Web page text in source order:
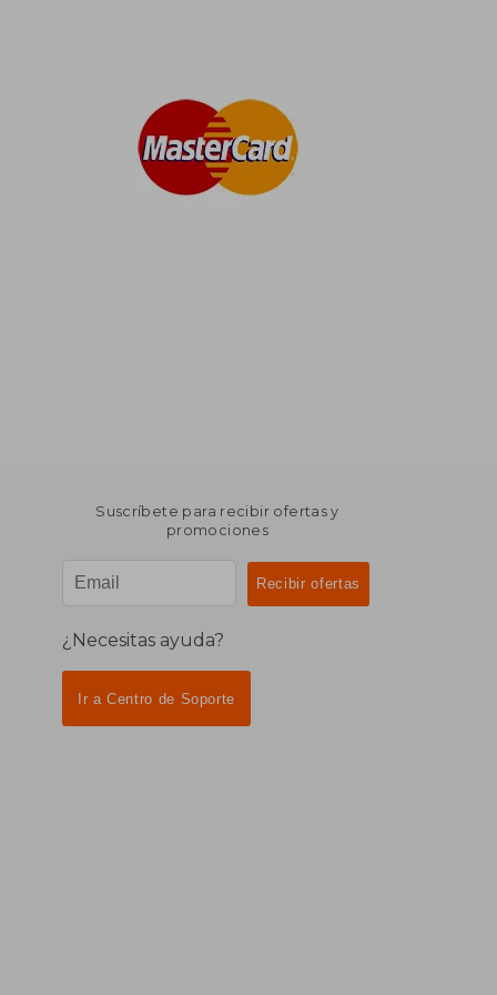
Suscríbete para recibir ofertas y
promociones
¿Necesitas ayuda?
Ir a Centro de Soporte